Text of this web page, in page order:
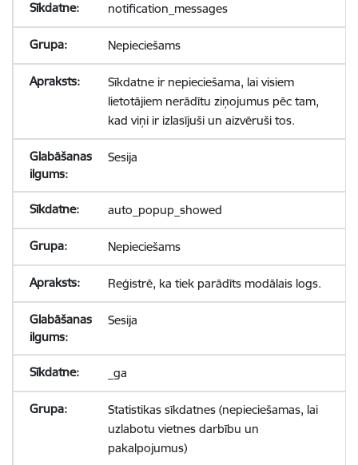
notification_messages
Nepieciešams
Sīkdatne ir nepieciešama, lai visiem
lietotājiem nerādītu ziņojumus pēc tam,
kad viņi ir izlasījuši un aizvēruši tos.
Sesija
auto_popup_showed
Nepieciešams
Reģistrē, ka tiek parādīts modālais logs.
Sesija
_ga
Statistikas sīkdatnes (nepieciešamas, lai
uzlabotu vietnes darbību un
pakalpojumus)